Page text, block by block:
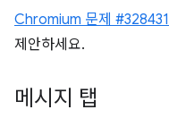
Chromium 문제 #328431
제안하세요.
메시지 탭